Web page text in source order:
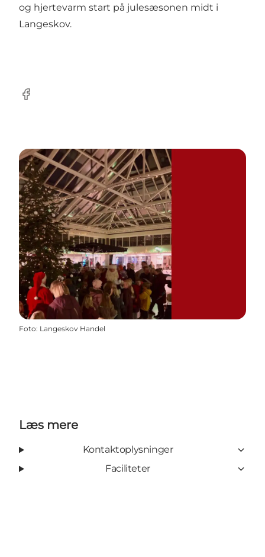
og hjertevarm start på julesæsonen midt i
Langeskov.
Facebook
Foto: Langeskov Handel
Læs mere
Kontaktoplysninger
Faciliteter